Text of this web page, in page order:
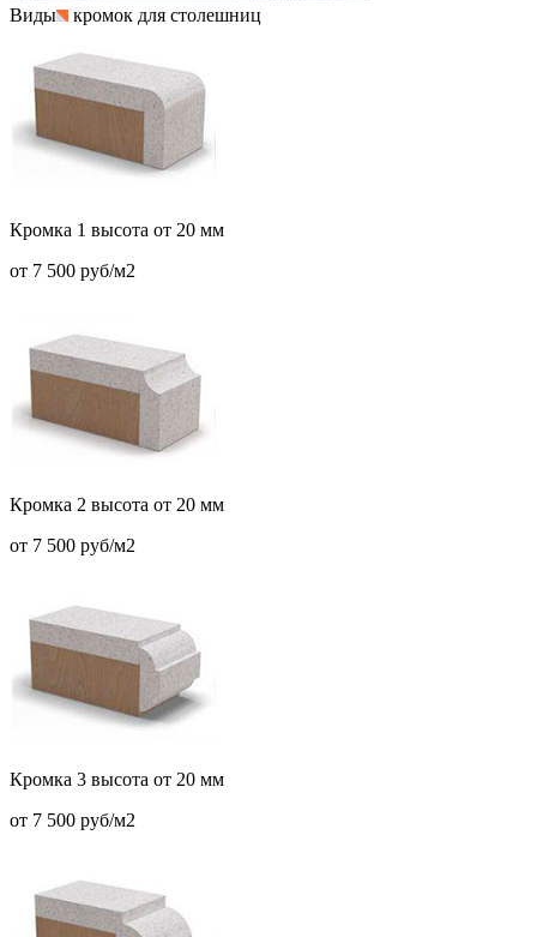
Виды кромок для столешниц
Кромка 1 высота от 20 мм
от 7 500 руб/м2
Кромка 2 высота от 20 мм
от 7 500 руб/м2
Кромка 3 высота от 20 мм
от 7 500 руб/м2